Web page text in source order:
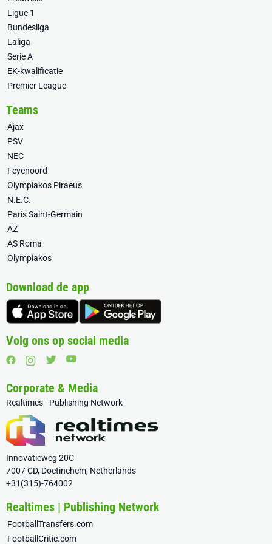
Ligue 1
Bundesliga
Laliga
Serie A
EK-kwalificatie
Premier League
Teams
Ajax
PSV
NEC
Feyenoord
Olympiakos Piraeus
N.E.C.
Paris Saint-Germain
AZ
AS Roma
Olympiakos
Download de app
Volg ons op social media
Corporate & Media
Realtimes - Publishing Network
Innovatieweg 20C
7007 CD, Doetinchem, Netherlands
+31(315)-764002
Realtimes | Publishing Network
FootballTransfers.com
FootballCritic.com